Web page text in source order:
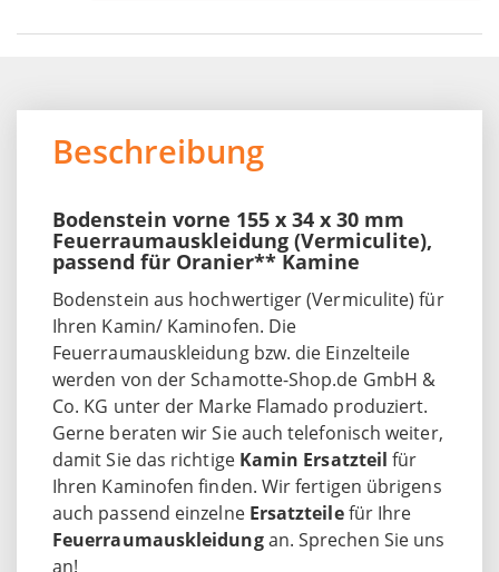
Beschreibung
Bodenstein vorne 155 x 34 x 30 mm
Feuerraumauskleidung (Vermiculite),
passend für Oranier** Kamine
Bodenstein aus hochwertiger (Vermiculite) für
Ihren Kamin/ Kaminofen. Die
Feuerraumauskleidung bzw. die Einzelteile
werden von der Schamotte-Shop.de GmbH &
Co. KG unter der Marke Flamado produziert.
Gerne beraten wir Sie auch telefonisch weiter,
damit Sie das richtige Kamin Ersatzteil für
Ihren Kaminofen finden. Wir fertigen übrigens
auch passend einzelne Ersatzteilefür Ihre
Feuerraumauskleidungan. Sprechen Sie uns
an!